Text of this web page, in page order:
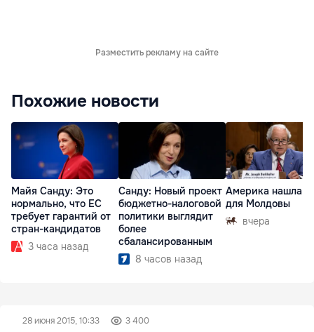
Разместить рекламу на сайте
Похожие новости
Майя Санду: Это
нормально, что ЕС
требует гарантий от
стран-кандидатов
3 часа назад
Санду: Новый проект
бюджетно-налоговой
политики выглядит
более
сбалансированным
8 часов назад
Америка нашла
для Молдовы
вчера
28 июня 2015, 10:33 3 400